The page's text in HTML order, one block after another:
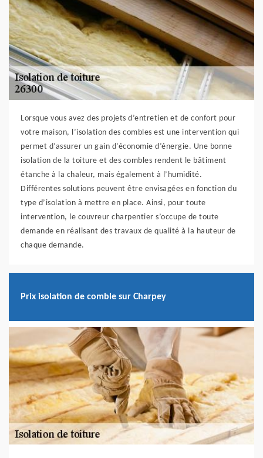
Lorsque vous avez des projets d’entretien et de confort pour
votre maison, l’isolation des combles est une intervention qui
permet d’assurer un gain d’économie d’énergie. Une bonne
isolation de la toiture et des combles rendent le bâtiment
étanche à la chaleur, mais également à l’humidité.
Différentes solutions peuvent être envisagées en fonction du
type d’isolation à mettre en place. Ainsi, pour toute
intervention, le couvreur charpentier s’occupe de toute
demande en réalisant des travaux de qualité à la hauteur de
chaque demande.
Prix isolation de comble sur Charpey